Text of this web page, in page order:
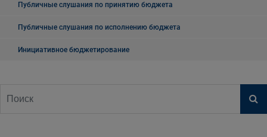
Публичные слушания по принятию бюджета
Публичные слушания по исполнению бюджета
Инициативное бюджетирование